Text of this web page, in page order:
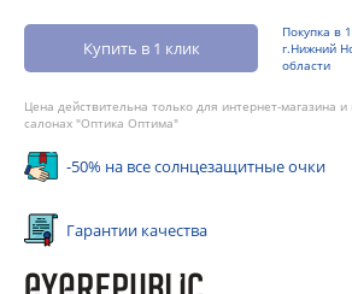
Купить в 1 клик
Покупка в
г.Нижний
области
Цена действительна только для интернет-магазина
салонах "Оптика Оптима"
-50% на все солнцезащитные очки
Гарантии качества